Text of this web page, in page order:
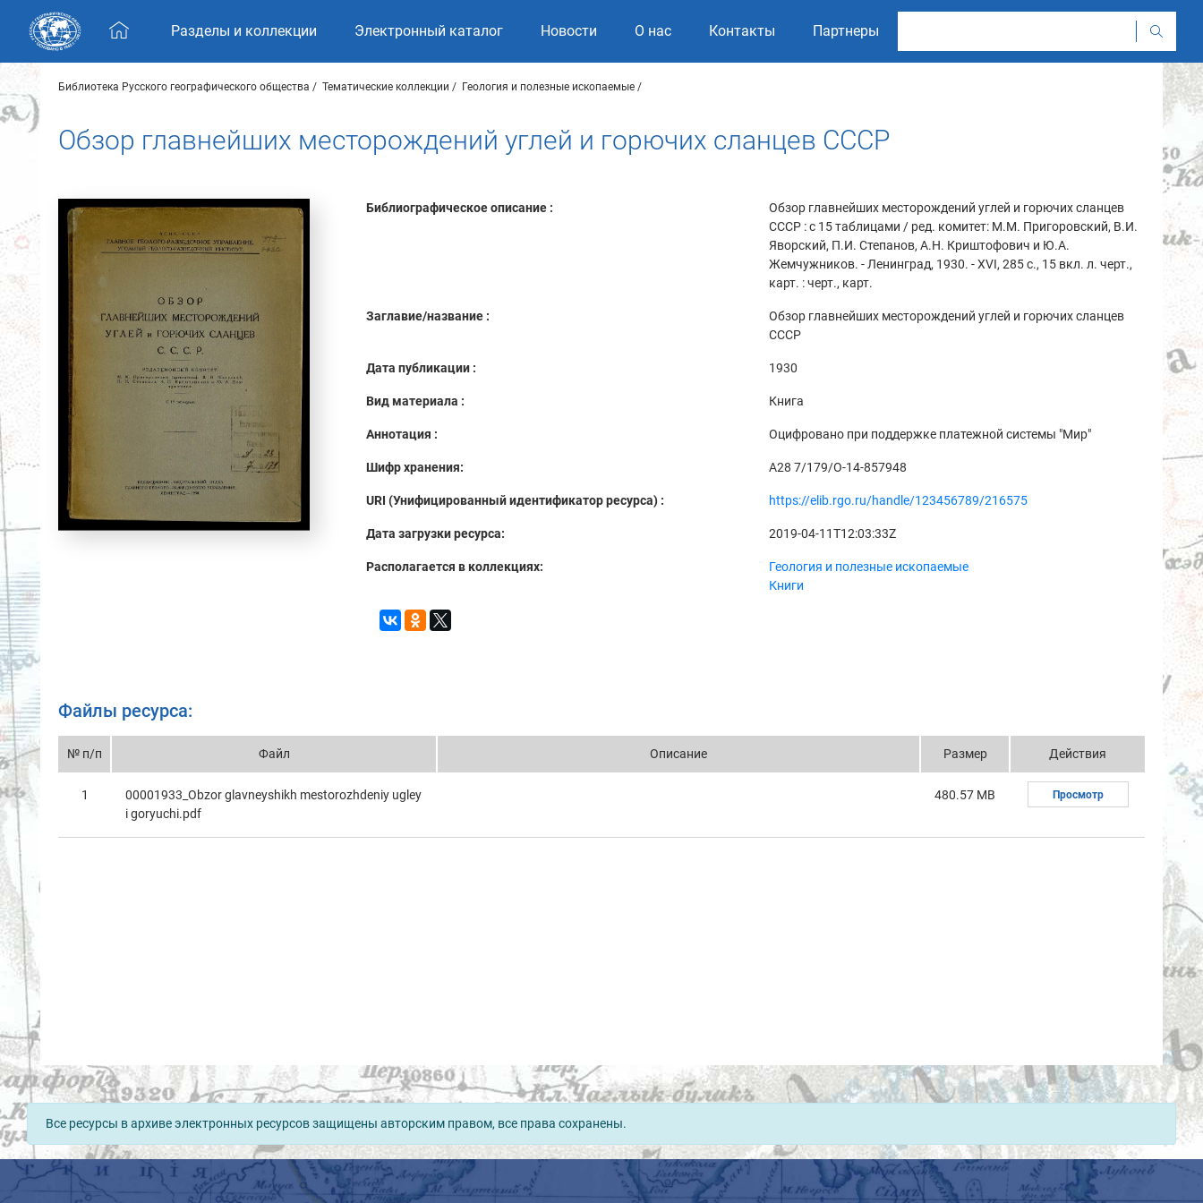
Skip navigation
Разделы и коллекции Электронный каталог Новости О нас Контакты Партнеры
Библиотека Русского географического общества Тематические коллекции Геология и полезные ископаемые
Обзор главнейших месторождений углей и горючих сланцев СССР
Библиографическое описание :
Обзор главнейших месторождений углей и горючих сланцев
СССР : с 15 таблицами / ред. комитет: М.М. Пригоровский, В.И.
Яворский, П.И. Степанов, А.Н. Криштофович и Ю.А.
Жемчужников. - Ленинград, 1930. - XVI, 285 с., 15 вкл. л. черт.,
карт. : черт., карт.
Заглавие/название :
Обзор главнейших месторождений углей и горючих сланцев
СССР
Дата публикации : 1930
Вид материала : Книга
Аннотация : Оцифровано при поддержке платежной системы "Мир"
Шифр хранения: A28 7/179/О-14-857948
URI (Унифицированный идентификатор ресурса) : https://elib.rgo.ru/handle/123456789/216575
Дата загрузки ресурса: 2019-04-11T12:03:33Z
Располагается в коллекциях:
Геология и полезные ископаемые
Книги
Файлы ресурса:
№ п/п Файл Описание Размер Действия
1
00001933_Obzor glаvneyshikh mestorozhdeniy ugley
i goryuchi.pdf
480.57 MB Просмотр
Все ресурсы в архиве электронных ресурсов защищены авторским правом, все права сохранены.